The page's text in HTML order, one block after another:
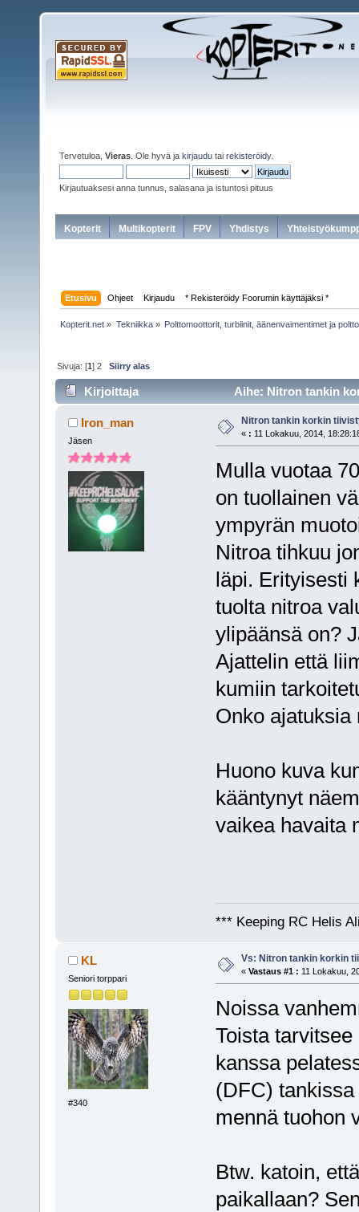
Tervetuloa, Vieras . Ole hyvä ja kirjaudu tai rekisteröidy.
Kirjautuaksesi anna tunnus, salasana ja istuntosi pituus
Kopterit Multikopterit FPV Yhdistys
Etusivu Ohjeet Kirjaudu * Rekisteröidy Foorumin käyttäjäksi *
Kopterit.net » Tekniikka» Polttomoottorit, turbiinit, äänenvaimentimet ja
Sivuja: [1]2 Siirry alas
Kirjoittaja Aihe: Nitron tankin
Iron_man
Jäsen
Nitron tankin korkin
« : 11 Lokakuu, 2014,
Mulla vuotaa
on tuollainen
ympyrän
Nitroa tihkuu
läpi. Erityisesti
tuolta nitroa
ylipäänsä on?
Ajattelin että
kumiin
Onko
Huono kuva
kääntynyt
vaikea havaita
*** Keeping RC Helis
KL
Seniori torppari
#340
Vs: Nitron tankin korkin
« Vastaus #1 : 11 Lokakuu,
Noissa
Toista
kanssa
(DFC)
mennä tuohon
Btw. katoin,
paikallaan?